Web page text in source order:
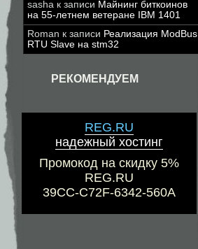
sasha к записи Майнинг биткоинов
на 55-летнем ветеране IBM 1401
Roman к записи Реализация ModBus
RTU Slave на stm32
РЕКОМЕНДУЕМ
REG.RU
надежный хостинг
Промокод на скидку 5%
REG.RU
39CC-C72F-6342-560A